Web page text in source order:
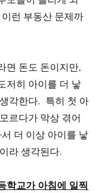
런 부동산 문제까
면 돈도 돈이지만,
저히 아이를 더 낳
각한다. 특히 첫 아
르다가 막상 겪어
더 이상 아이를 낳
라 생각된다.
학교가 아침에 일찍